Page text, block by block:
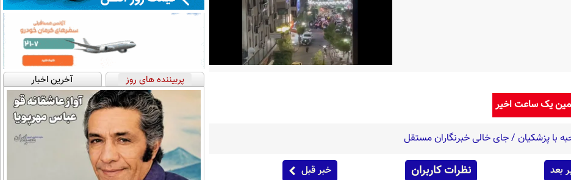
یک ساعت اخیر
با پزشکیان / جای خالی خبرنگاران مستقل
بعد نظرات کاربران خبر قبل
پربیننده های روز آخرین اخبار